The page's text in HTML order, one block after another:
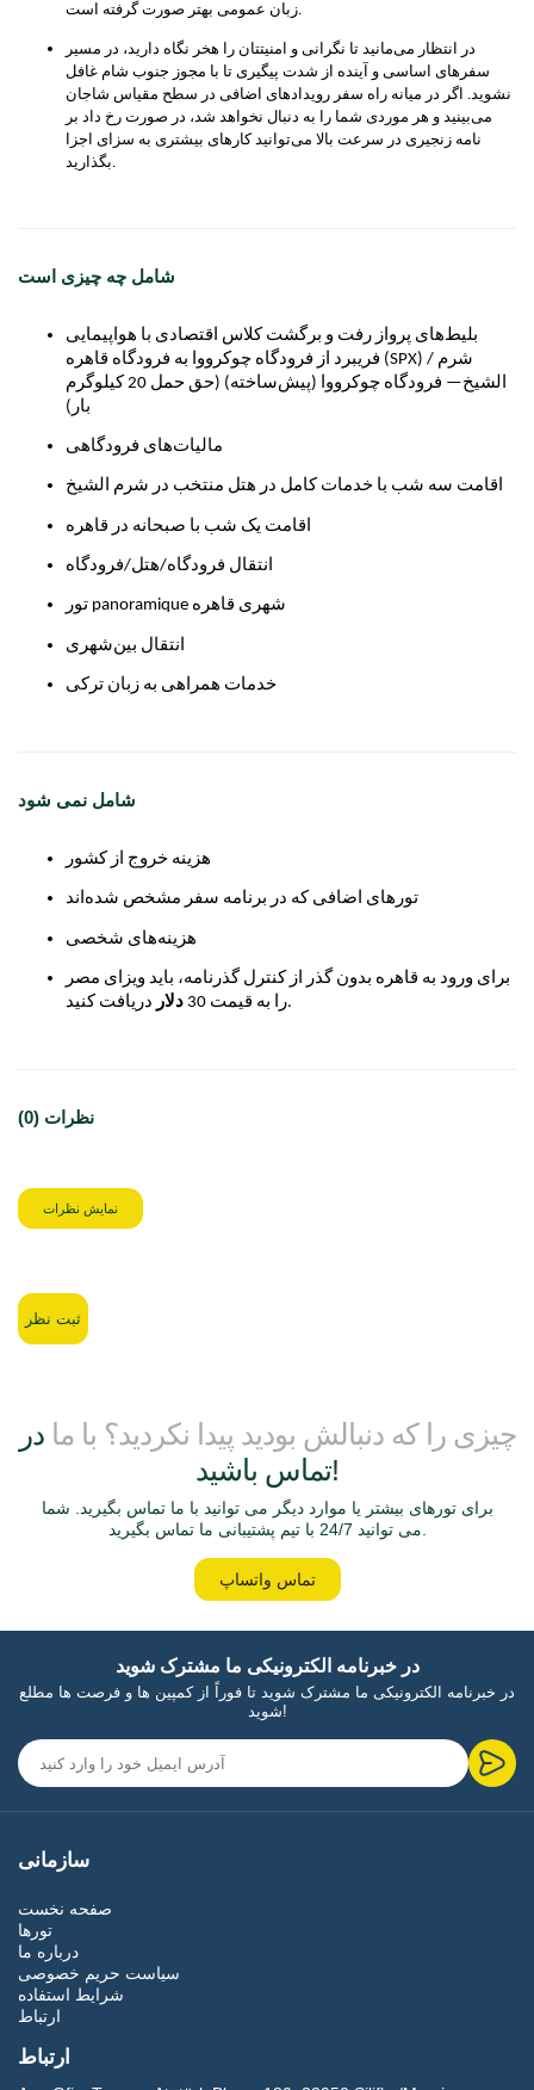
زبان عمومی بهتر صورت گرفته است.
در انتظار می‌مانید تا نگرانی و امنیتتان را هخر نگاه دارید، در مسیر
سفرهای اساسی و آینده از شدت پیگیری تا با مجوز جنوب شام غافل
نشوید. اگر در میانه راه سفر رویدادهای اضافی در سطح مقیاس شاجان
می‌بینید و هر موردی شما را به دنبال نخواهد شد، در صورت رخ داد بر
نامه زنجیری در سرعت بالا می‌توانید کارهای بیشتری به سزای اجزا
بگذارید.
شامل چه چیزی است
بلیط‌های پرواز رفت و برگشت کلاس اقتصادی با هواپیمایی
فریبرد از فرودگاه چوکرووا به فرودگاه قاهره (SPX) / شرم
الشیخ— فرودگاه چوکرووا (پیش‌ساخته) (حق حمل 20 کیلوگرم
مالیات‌های فرودگاهی
اقامت سه شب با خدمات کامل در هتل منتخب در شرم الشیخ
اقامت یک شب با صبحانه در قاهره
انتقال فرودگاه/هتل/فرودگاه
تور panoramique شهری قاهره
انتقال بین‌شهری
خدمات همراهی به زبان ترکی
شامل نمی شود
هزینه خروج از کشور
تورهای اضافی که در برنامه سفر مشخص شده‌اند
هزینه‌های شخصی
برای ورود به قاهره بدون گذر از کنترل گذرنامه، باید ویزای مصر
را به قیمت 30
دلار دریافت کنید.
نظرات (0)
نمایش نظرات
ثبت نظر
چیزی را که دنبالش بودید پیدا نکردید؟ با مادر
تماس باشید!
برای تورهای بیشتر یا موارد دیگر می توانید با ما تماس بگیرید. شما
تماس واتساپ
در خبرنامه الکترونیکی ما مشترک شوید
در خبرنامه الکترونیکی ما مشترک شوید تا فوراً از کمپین ها و فرصت ها مطلع
شوید!
سازمانی
صفحه نخست
تورها
درباره ما
سیاست حریم خصوصی
شرایط استفاده
ارتباط
ارتباط